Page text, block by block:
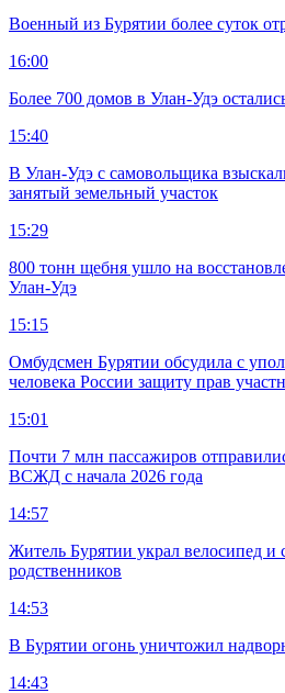
Военный из Бурятии более суток
16:00
Более 700 домов в Улан-Удэ
15:40
В Улан-Удэ с самовольщика
занятый земельный участок
15:29
800 тонн щебня ушло на
Улан-Удэ
15:15
Омбудсмен Бурятии обсудила с
человека России защиту прав
15:01
Почти 7 млн пассажиров
ВСЖД с начала 2026 года
14:57
Житель Бурятии украл велосипед и
родственников
14:53
В Бурятии огонь уничтожил
14:43